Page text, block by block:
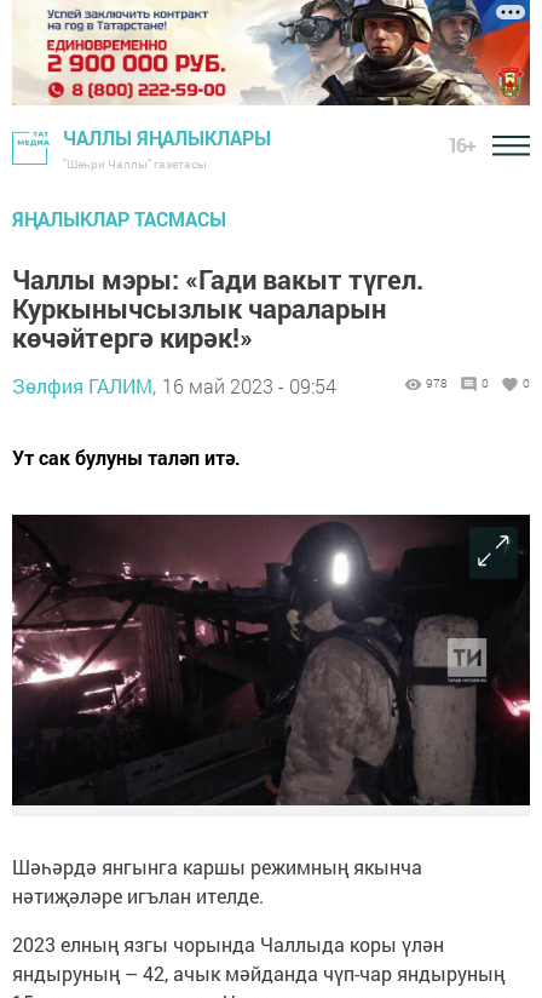
ЧАЛЛЫ ЯҢАЛЫКЛАРЫ
"Шәһри Чаллы" газетасы
16+
ЯҢАЛЫКЛАР ТАСМАСЫ
Чаллы мэры: «Гади вакыт түгел.
Куркынычсызлык чараларын
көчәйтергә кирәк!»
Зөлфия ГАЛИМ, 16 май 2023 - 09:54 978 0 0
Ут сак булуны таләп итә.
Шәһәрдә янгынга каршы режимның якынча
нәтиҗәләре игълан ителде.
2023 елның язгы чорында Чаллыда коры үлән
яндыруның – 42, ачык мәйданда чүп-чар яндыруның